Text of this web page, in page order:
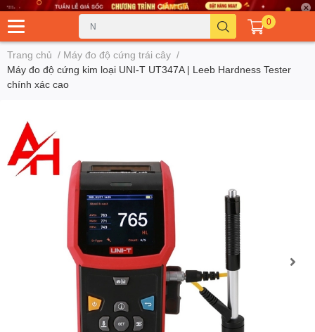
0
Trang chủ / Máy đo độ cứng trái cây /
Máy đo độ cứng kim loại UNI-T UT347A | Leeb Hardness Tester
chính xác cao